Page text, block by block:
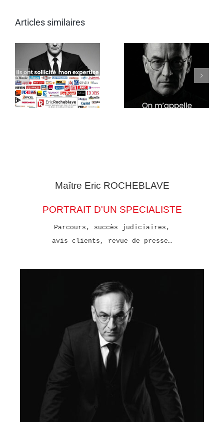
Articles similaires
Maître Eric ROCHEBLAVE
PORTRAIT D'UN SPECIALISTE
Parcours, succès judiciaires,
avis clients, revue de presse…